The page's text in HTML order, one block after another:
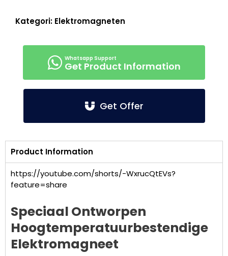
Kategori: Elektromagneten
Get Product Information
Get Offer
Product Information
https://youtube.com/shorts/-WxrucQtEVs?
feature=share
Speciaal Ontworpen
Hoogtemperatuurbestendige
Elektromagneet